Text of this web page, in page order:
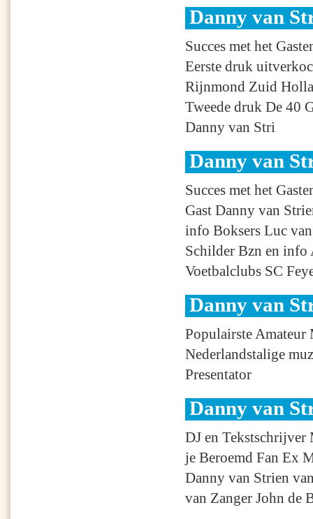
Danny van
Succes met het
Eerste druk
Rijnmond Zuid
Tweede druk De 40
Danny van Stri
Danny van
Succes met het
Gast Danny van
info Boksers Luc
Schilder Bzn en info
Voetbalclubs SC
Danny van
Populairste Amateur
Nederlandstalige
Presentator
Danny van
DJ en Tekstschrijver
je Beroemd Fan Ex
Danny van Strien
van Zanger John de